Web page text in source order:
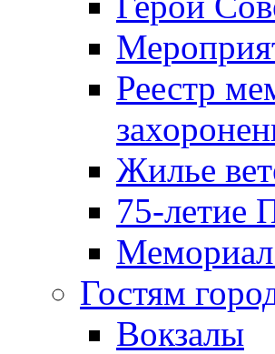
Реестр
Жилье
75-летие
Гостям
Вокзалы